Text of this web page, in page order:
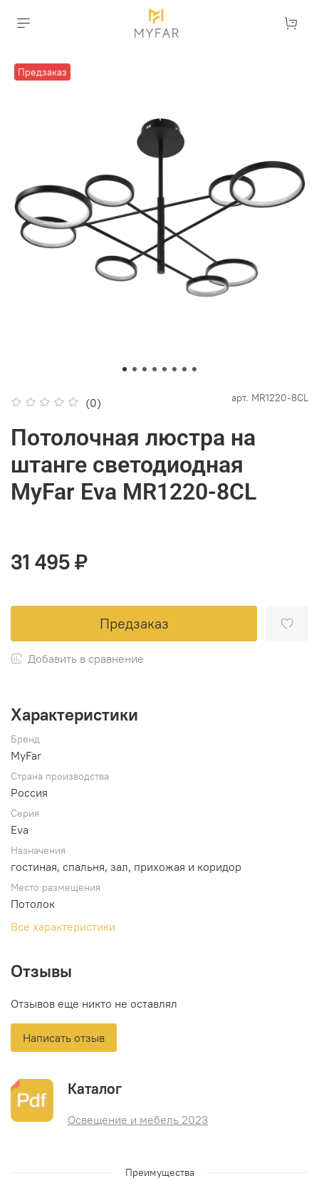
Предзаказ
(0) арт. MR1220-8CL
Потолочная люстра на
штанге светодиодная
MyFar Eva MR1220-8CL
31 495 ₽
Предзаказ
Добавить в сравнение
Характеристики
Бренд
MyFar
Страна производства
Россия
Серия
Eva
Назначения
гостиная, спальня, зал, прихожая и коридор
Место размещения
Потолок
Все характеристики
Отзывы
Отзывов еще никто не оставлял
Написать отзыв
Каталог
Освещение и мебель 2023
Преимущества